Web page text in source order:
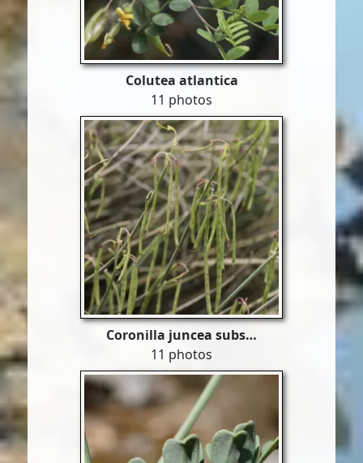
Colutea atlantica
11 photos
Coronilla juncea subs…
11 photos